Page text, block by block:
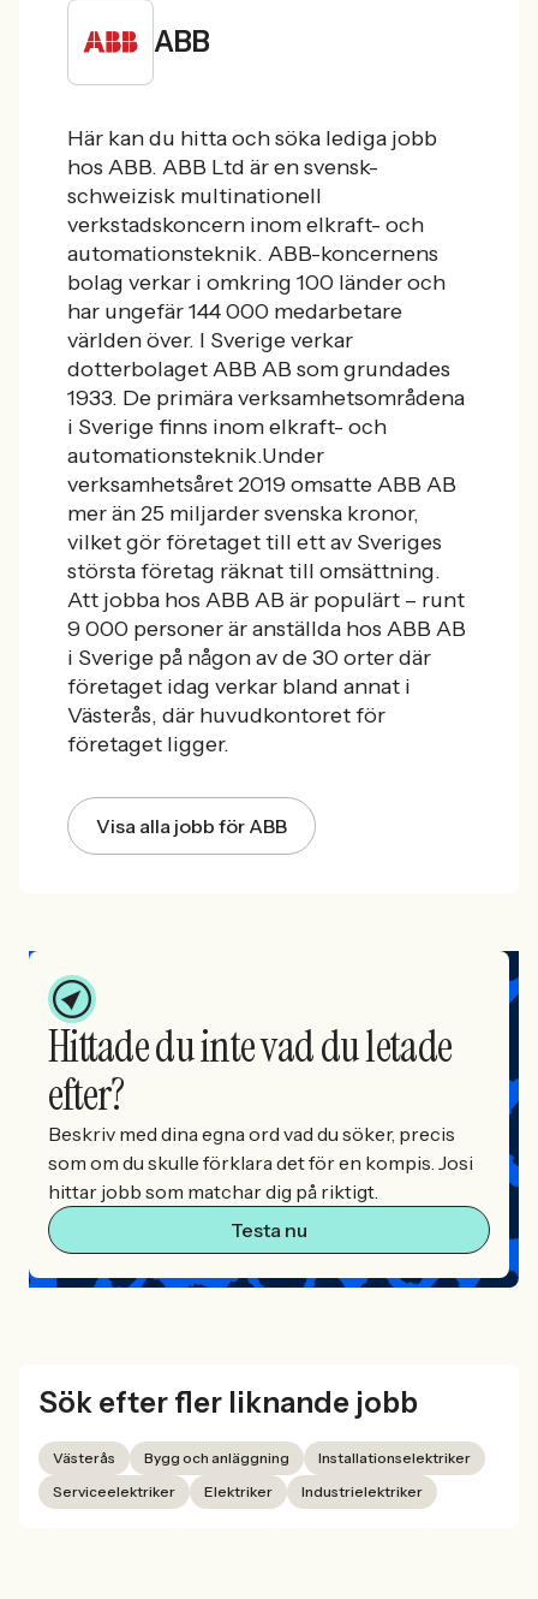
ABB
Här kan du hitta och söka lediga jobb
hos ABB. ABB Ltd är en svensk-
schweizisk multinationell
verkstadskoncern inom elkraft- och
automationsteknik. ABB-koncernens
bolag verkar i omkring 100 länder och
har ungefär 144 000 medarbetare
världen över. I Sverige verkar
dotterbolaget ABB AB som grundades
1933. De primära verksamhetsområdena
i Sverige finns inom elkraft- och
automationsteknik.Under
verksamhetsåret 2019 omsatte ABB AB
mer än 25 miljarder svenska kronor,
vilket gör företaget till ett av Sveriges
största företag räknat till omsättning.
Att jobba hos ABB AB är populärt – runt
9 000 personer är anställda hos ABB AB
i Sverige på någon av de 30 orter där
företaget idag verkar bland annat i
Västerås, där huvudkontoret för
företaget ligger.
Visa alla jobb för ABB
Hittade du inte vad du letade
efter?
Beskriv med dina egna ord vad du söker, precis
som om du skulle förklara det för en kompis. Josi
hittar jobb som matchar dig på riktigt.
Testa nu
Sök efter fler liknande jobb
Västerås Bygg och anläggning
Installationselektriker
Serviceelektriker
Elektriker Industrielektriker